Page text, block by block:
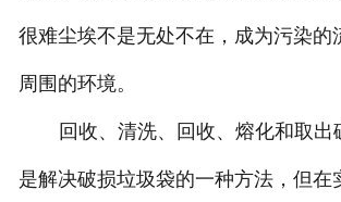
很难尘埃不是无处不在，成为污染的
周围的环境。
回收、清洗、回收、熔化和取出
是解决破损垃圾袋的一种方法，但在